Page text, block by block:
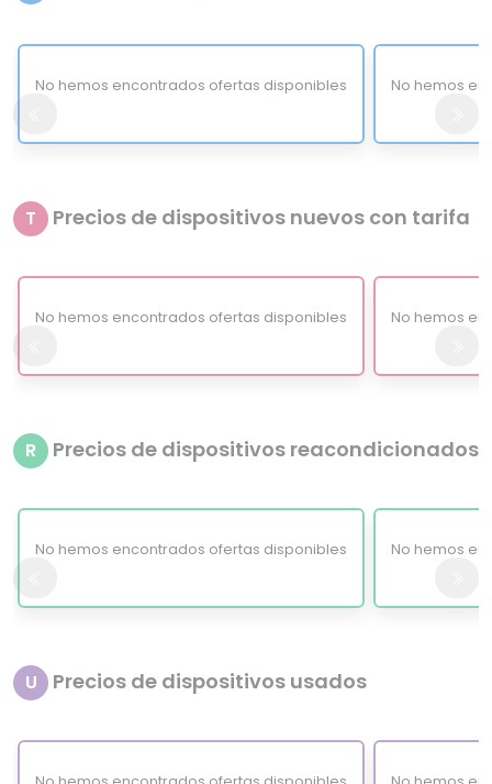
No hemos encontrados ofertas disponibles No hemos
T Precios de dispositivos nuevos con tarifa
No hemos encontrados ofertas disponibles No hemos
R Precios de dispositivos reacondicionados
No hemos encontrados ofertas disponibles No hemos
U Precios de dispositivos usados